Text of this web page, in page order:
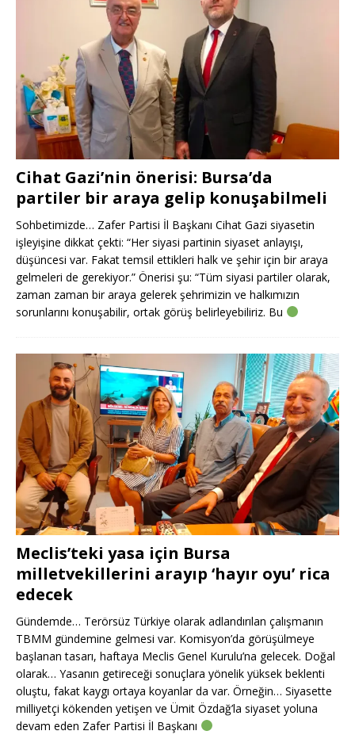
Cihat Gazi’nin önerisi: Bursa’da
partiler bir araya gelip konuşabilmeli
Sohbetimizde… Zafer Partisi İl Başkanı Cihat Gazi siyasetin
işleyişine dikkat çekti: “Her siyasi partinin siyaset anlayışı,
düşüncesi var. Fakat temsil ettikleri halk ve şehir için bir araya
gelmeleri de gerekiyor.” Önerisi şu: “Tüm siyasi partiler olarak,
zaman zaman bir araya gelerek şehrimizin ve halkımızın
sorunlarını konuşabilir, ortak görüş belirleyebiliriz. Bu
Meclis’teki yasa için Bursa
milletvekillerini arayıp ‘hayır oyu’ rica
edecek
Gündemde… Terörsüz Türkiye olarak adlandırılan çalışmanın
TBMM gündemine gelmesi var. Komisyon’da görüşülmeye
başlanan tasarı, haftaya Meclis Genel Kurulu’na gelecek. Doğal
olarak… Yasanın getireceği sonuçlara yönelik yüksek beklenti
oluştu, fakat kaygı ortaya koyanlar da var. Örneğin… Siyasette
milliyetçi kökenden yetişen ve Ümit Özdağ’la siyaset yoluna
devam eden Zafer Partisi İl Başkanı